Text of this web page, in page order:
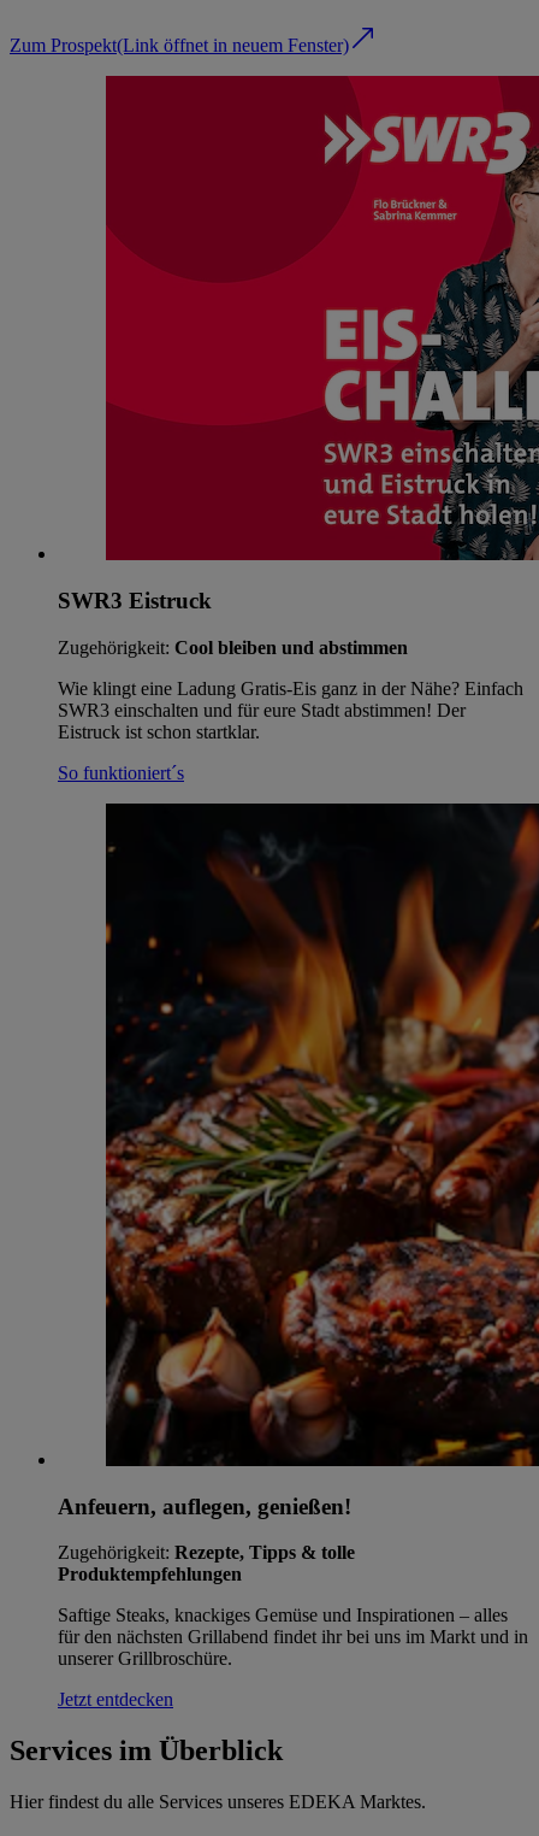
Zum Prospekt(Link öffnet in neuem Fenster)
SWR3 Eistruck
Zugehörigkeit: Cool bleiben und abstimmen
Wie klingt eine Ladung Gratis-Eis ganz in der Nähe? Einfach
SWR3 einschalten und für eure Stadt abstimmen! Der
Eistruck ist schon startklar.
So funktioniert´s
Anfeuern, auflegen, genießen!
Zugehörigkeit: Rezepte, Tipps & tolle
Produktempfehlungen
Saftige Steaks, knackiges Gemüse und Inspirationen – alles
für den nächsten Grillabend findet ihr bei uns im Markt und in
unserer Grillbroschüre.
Jetzt entdecken
Services im Überblick
Hier findest du alle Services unseres EDEKA Marktes.